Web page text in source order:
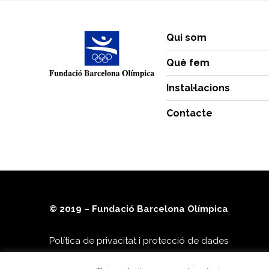
Qui som
Què fem
Instal·lacions
Contacte
© 2019 – Fundació Barcelona Olímpica
Política de privacitat i protecció de dades